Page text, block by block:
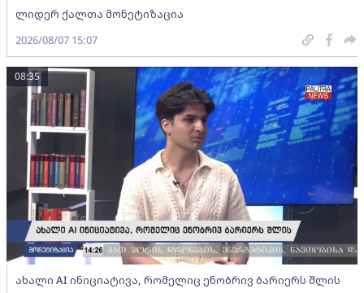
ლიდერ ქალთა მონეტიზაცია
2026/08/07 15:07
ახალი AI ინიციატივა, რომელიც ენობრივ ბარიერს შლის
08:35